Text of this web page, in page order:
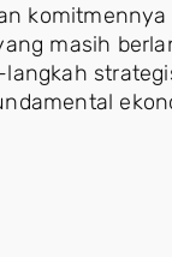
masih